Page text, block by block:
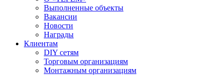
Выполненные объекты
Вакансии
Новости
Награды
Клиентам
DIY сетям
Торговым организациям
Монтажным организациям